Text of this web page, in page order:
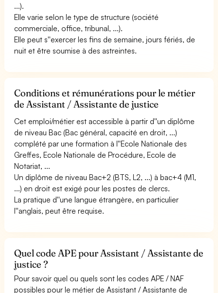
...).
Elle varie selon le type de structure (société
commerciale, office, tribunal, ...).
Elle peut s''exercer les fins de semaine, jours fériés, de
nuit et être soumise à des astreintes.
Conditions et rémunérations pour le métier
de Assistant / Assistante de justice
Cet emploi/métier est accessible à partir d''un diplôme
de niveau Bac (Bac général, capacité en droit, ...)
complété par une formation à l''Ecole Nationale des
Greffes, Ecole Nationale de Procédure, Ecole de
Notariat, ...
Un diplôme de niveau Bac+2 (BTS, L2, ...) à bac+4 (M1,
...) en droit est exigé pour les postes de clercs.
La pratique d''une langue étrangère, en particulier
l''anglais, peut être requise.
Quel code APE pour Assistant / Assistante de
justice ?
Pour savoir quel ou quels sont les codes APE / NAF
possibles pour le métier de Assistant / Assistante de